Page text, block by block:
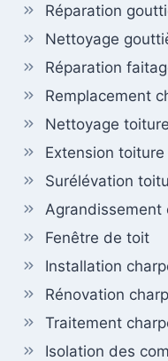
Réparation
Nettoyage
Réparation
Remplacement
Nettoyage toiture
Extension toiture
Surélévation
Agrandissement
Fenêtre de toit
Installation
Rénovation
Traitement
Isolation des